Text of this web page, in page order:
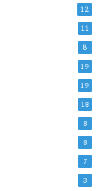
12
11
8
19
19
18
8
8
7
3